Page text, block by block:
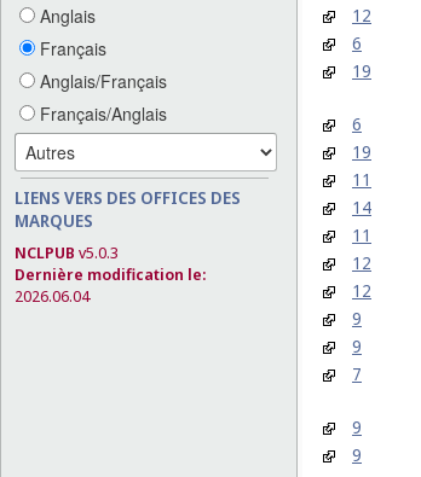
Anglais
Français
Anglais/Français
Français/Anglais
LIENS VERS DES OFFICES DES
MARQUES
NCLPUB v5.0.3
Dernière modification le:
2026.06.04
12
6
19
6
19
11
14
11
12
12
9
9
7
9
9